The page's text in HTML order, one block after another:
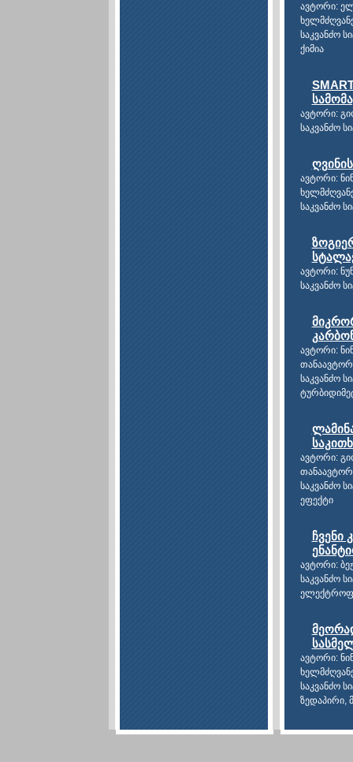
ავტორი:
საკვანძო
ქიმია
ავტორი:
საკვანძო
ავტორი:
საკვანძო
ავტორი:
საკვანძო
ავტორი:
საკვანძო
ავტორი:
საკვანძო
ეფექტი
ჩვენი
ავტორი:
საკვანძო
ავტორი:
საკვანძო
ზედაპირი,